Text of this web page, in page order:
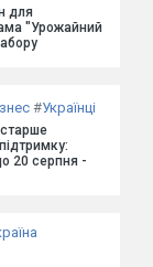
для
"Урожайний
#Українці
старше
20 серпня -